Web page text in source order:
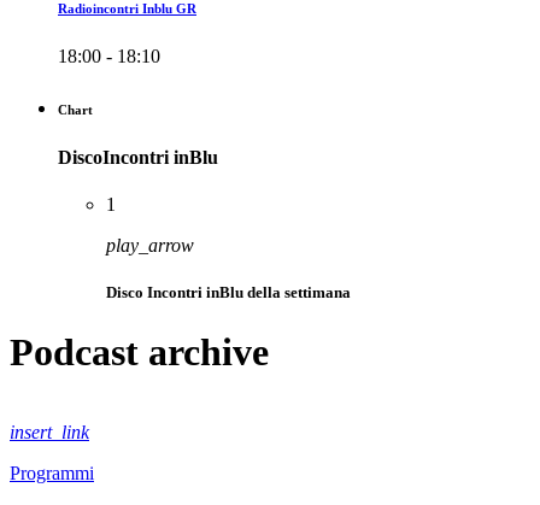
Radioincontri Inblu GR
18:00 - 18:10
Chart
DiscoIncontri inBlu
1
play_arrow
Disco Incontri inBlu della settimana
Podcast archive
insert_link
Programmi